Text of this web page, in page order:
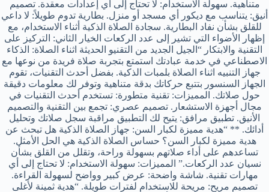
متناهية. سهولة الاستخدام: لا تحتاج إلى أي إعدادات معقدة. تصميم
أنيق: يتناسب مع ديكور أي مسجد أو منزل. بطارية تدوم طويلاً: لا داعي
للقلق بشأن نفاد البطارية. سجادة الصلاة الذكية أثناء الاستخدام، مع
إظهار الأضواء التي تشير إلى عدد الركعات الخيار الثاني: التركيز على
التقنية والابتكار “الجيل الجديد من التقنيو الحديثة اثناء الصلاة: الذكاء
الاصطناعي في خدمة عبادتك استمتع بتجربة صلاة فريدة من نوعها مع
جهاز التنبيه اثناء الصلاة بلمبات الذكية. بفضل أحدث التقنيات، تقوم
الجهاز السنسور بتتبع حركاتك بدقة متناهية وتوفر لك معلومات دقيقة
حول صلاتك. المميزات: تقنية متطورة: تستخدم أحدث التقنيات في
مجال أجهزة الاستشعار. تصميم عصري: تجمع بين التقنية والتصميم
الأنيق. تطبيق مرافق: يتيح لك التطبيق مراقبة سجل صلاتك وتحليل
أدائك. ** “هدية مميزة لكبار السن: جهاز الصلاة الذكية هل تبحث عن
هدية مميزة لكبار السن؟ حساس الصلاة الذكية هي الحل الأمثل.
تساعدهم على أداء صلاتهم بسهولة وراحة، وتقلل من القلق بشأن
نسيان عدد الركعات.” المميزات: سهولة الاستخدام: لا تحتاج إلى أي
مهارات تقنية. شاشة واضحة: عرض كبير وواضح لسهولة القراءة.
تصميم مريح: مريحة للاستخدام لفترات طويلة. “هدية ثمينة لأغلى